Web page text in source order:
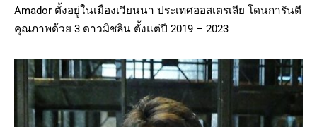
Amador ตั้งอยู่ในเมืองเวียนนา ประเทศออสเตรเลีย โดนการันตี
คุณภาพด้วย 3 ดาวมิชลิน ตั้งแต่ปี 2019 – 2023